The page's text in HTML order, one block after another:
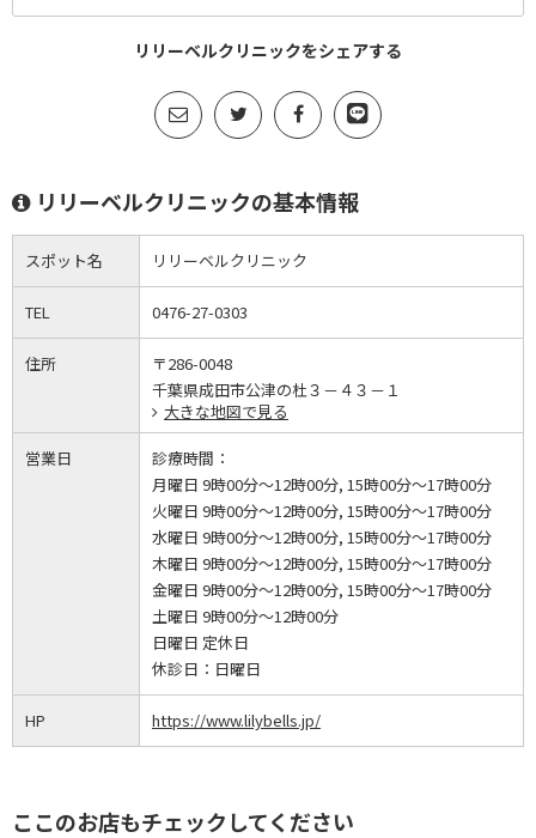
リリーベルクリニックをシェアする
リリーベルクリニックの基本情報
スポット名 リリーベルクリニック
TEL 0476-27-0303
住所
〒286-0048
千葉県成田市公津の杜３－４３－１
大きな地図で見る
営業日
診療時間：
月曜日 9時00分～12時00分, 15時00分～17時00分
火曜日 9時00分～12時00分, 15時00分～17時00分
水曜日 9時00分～12時00分, 15時00分～17時00分
木曜日 9時00分～12時00分, 15時00分～17時00分
金曜日 9時00分～12時00分, 15時00分～17時00分
土曜日 9時00分～12時00分
日曜日 定休日
休診日： 日曜日
HP https://www.lilybells.jp/
ここのお店もチェックしてください